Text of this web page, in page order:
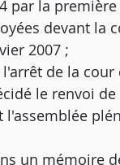
par la
devant
2007 ;
de la
le renvoi
un mémoire